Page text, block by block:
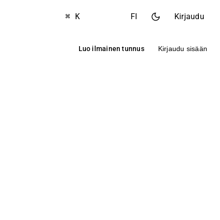
⌘ K FI Kirjaudu
Luo ilmainen tunnus Kirjaudu sisään